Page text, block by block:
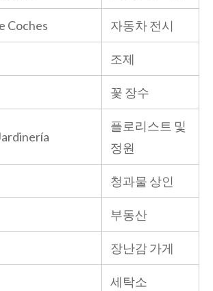
Coches 자동차 전시
조제
꽃 장수
플로리스트 및
정원
청과물 상인
부동산
장난감 가게
세탁소